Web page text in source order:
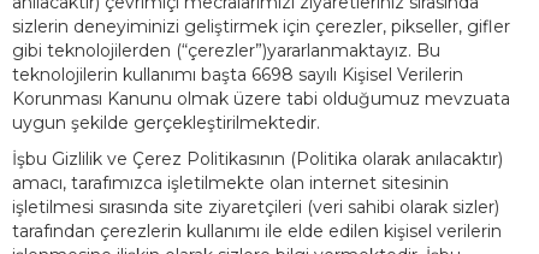
sizlerin deneyiminizi geliştirmek için çerezler, pikseller, gifler
gibi teknolojilerden (“çerezler”)yararlanmaktayız. Bu
teknolojilerin kullanımı başta 6698 sayılı Kişisel Verilerin
Korunması Kanunu olmak üzere tabi olduğumuz mevzuata
uygun şekilde gerçekleştirilmektedir.
İşbu Gizlilik ve Çerez Politikasının (Politika olarak anılacaktır)
amacı, tarafımızca işletilmekte olan internet sitesinin
işletilmesi sırasında site ziyaretçileri (veri sahibi olarak sizler)
tarafından çerezlerin kullanımı ile elde edilen kişisel verilerin